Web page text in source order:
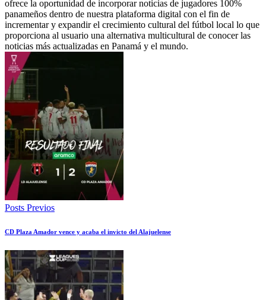
ofrece la oportunidad de incorporar noticias de jugadores 100%
panameños dentro de nuestra plataforma digital con el fin de
incrementar y expandir el crecimiento cultural del fútbol local lo que
proporciona al usuario una alternativa multicultural de conocer las
noticias más actualizadas en Panamá y el mundo.
Posts Previos
CD Plaza Amador vence y acaba el invicto del Alajuelense